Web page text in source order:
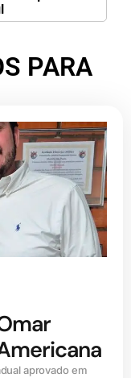
PARA
aprovado em